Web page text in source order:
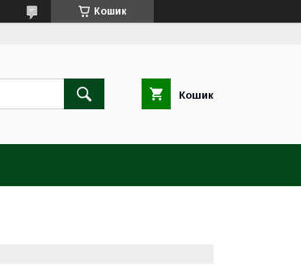
Кошик
Кошик